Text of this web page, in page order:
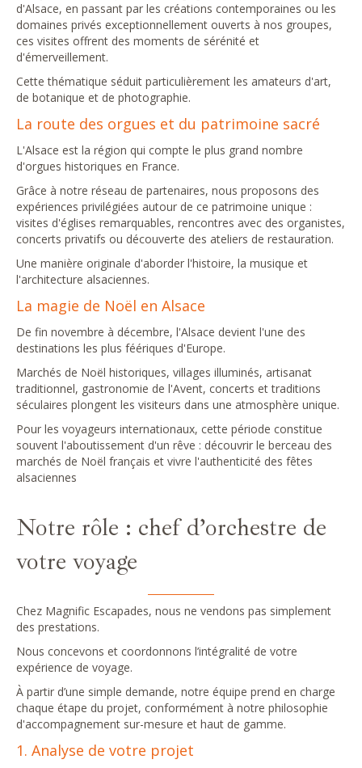
d'Alsace, en passant par les créations contemporaines ou les
domaines privés exceptionnellement ouverts à nos groupes,
ces visites offrent des moments de sérénité et
d'émerveillement.
Cette thématique séduit particulièrement les amateurs d'art,
de botanique et de photographie.
La route des orgues et du patrimoine sacré
L'Alsace est la région qui compte le plus grand nombre
d'orgues historiques en France.
Grâce à notre réseau de partenaires, nous proposons des
expériences privilégiées autour de ce patrimoine unique :
visites d'églises remarquables, rencontres avec des organistes,
concerts privatifs ou découverte des ateliers de restauration.
Une manière originale d'aborder l'histoire, la musique et
l'architecture alsaciennes.
La magie de Noël en Alsace
De fin novembre à décembre, l'Alsace devient l'une des
destinations les plus féériques d'Europe.
Marchés de Noël historiques, villages illuminés, artisanat
traditionnel, gastronomie de l'Avent, concerts et traditions
séculaires plongent les visiteurs dans une atmosphère unique.
Pour les voyageurs internationaux, cette période constitue
souvent l'aboutissement d'un rêve : découvrir le berceau des
marchés de Noël français et vivre l'authenticité des fêtes
alsaciennes
Notre rôle : chef d’orchestre de
votre voyage
Chez Magnific Escapades, nous ne vendons pas simplement
des prestations.
Nous concevons et coordonnons l’intégralité de votre
expérience de voyage.
À partir d’une simple demande, notre équipe prend en charge
chaque étape du projet, conformément à notre philosophie
d'accompagnement sur-mesure et haut de gamme.
1. Analyse de votre projet